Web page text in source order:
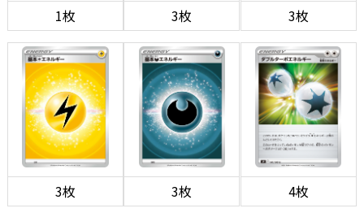
1枚 3枚 3枚
3枚 3枚 4枚